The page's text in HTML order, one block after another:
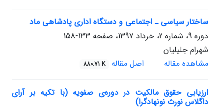
ساختار سیاسی ـ اجتماعی و دستگاه اداری پادشاهی ماد
دوره 9، شماره 2، خرداد 1397، صفحه
133-158
شهرام جلیلیان
مشاهده مقاله
اصل مقاله 880.71 K
ارزیابی حقوق مالکیت در دوره‌ی صفویه (با تکیه بر آرای
داگلاس نورث نونهادگرا)